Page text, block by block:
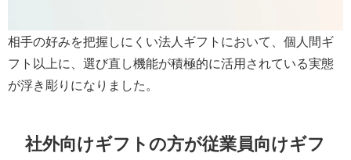
相手の好みを把握しにくい法人ギフトにおいて、個人間ギ
フト以上に、選び直し機能が積極的に活用されている実態
が浮き彫りになりました。
社外向けギフトの方が従業員向けギフ